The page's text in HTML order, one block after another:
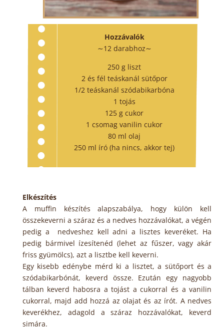
Hozzávalók
∼12 darabhoz∼
250 g liszt
2 és fél teáskanál sütőpor
1/2 teáskanál szódabikarbóna
1 tojás
125 g cukor
1 csomag vanilin cukor
80 ml olaj
250 ml író (ha nincs, akkor tej)
Elkészítés
A muffin készítés alapszabálya, hogy külön kell
összekeverni a száraz és a nedves hozzávalókat, a végén
pedig a nedveshez kell adni a lisztes keveréket. Ha
pedig bármivel ízesítenéd (lehet az fűszer, vagy akár
friss gyümölcs), azt a lisztbe kell keverni.
Egy kisebb edénybe mérd ki a lisztet, a sütőport és a
szódabikarbónát, keverd össze. Ezután egy nagyobb
tálban keverd habosra a tojást a cukorral és a vanilin
cukorral, majd add hozzá az olajat és az írót. A nedves
keverékhez, adagold a száraz hozzávalókat, keverd
simára.